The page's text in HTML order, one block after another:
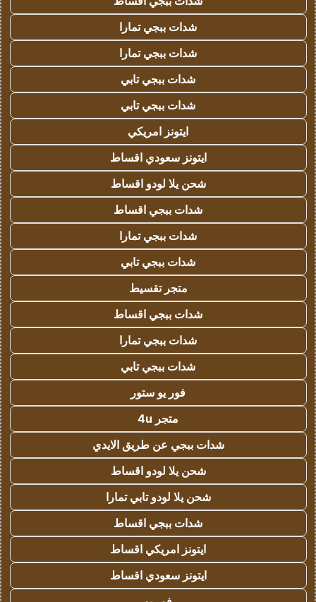
شدات ببجي تمارا
شدات ببجي تمارا
شدات ببجي تابي
شدات ببجي تابي
ايتونز امريكي
ايتونز سعودي اقساط
شحن يلا لودو اقساط
شدات ببجي اقساط
شدات ببجي تمارا
شدات ببجي تابي
متجر تقسيط
شدات ببجي اقساط
شدات ببجي تمارا
شدات ببجي تابي
فور يو ستور
متجر 4u
شدات ببجي عن طريق الايدي
شحن يلا لودو اقساط
شحن يلا لودو تابي تمارا
شدات ببجي اقساط
ايتونز امريكي اقساط
ايتونز سعودي اقساط